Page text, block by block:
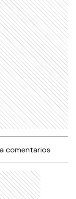
comentarios